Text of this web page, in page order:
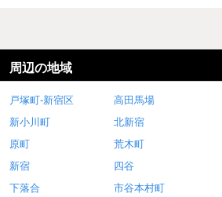
周辺の地域
戸塚町-新宿区
高田馬場
新小川町
北新宿
原町
荒木町
新宿
四谷
下落合
市谷本村町